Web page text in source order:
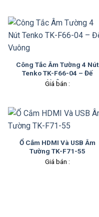
Công Tắc Âm Tường 4 Nút
Tenko TK-F66-04 – Đế
Vuông
Giá bán :
Ổ Cắm HDMI Và USB Âm
Tường TK-F71-55
Giá bán :